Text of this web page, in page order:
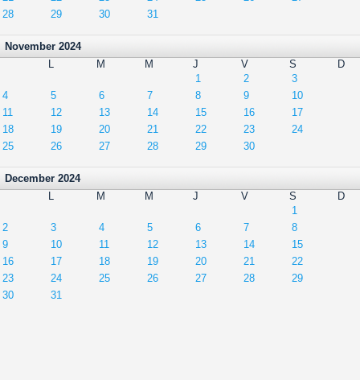
28
29 30 31
November 2024
L
M M J V S
D
1
2
3
4
5 6 7 8 9
10
11
12 13 14 15 16
17
18
19 20 21 22 23
24
25
26 27 28 29 30
December 2024
L
M M J V S
D
1
2
3 4 5 6 7
8
9
10 11 12 13 14
15
16
17 18 19 20 21
22
23
24 25 26 27 28
29
30
31